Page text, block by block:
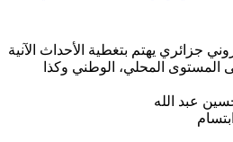
جزائري يهتم بتغطية الأحداث الآنية
المستوى المحلي، الوطني وكذا
عبد الله